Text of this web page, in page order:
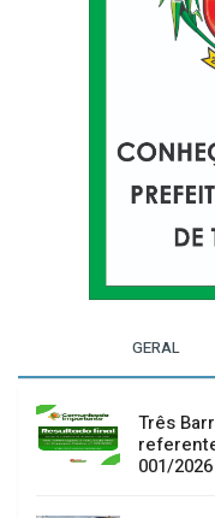
GERAL
Três
001/2026